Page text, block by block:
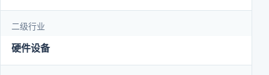
二级行业
硬件设备